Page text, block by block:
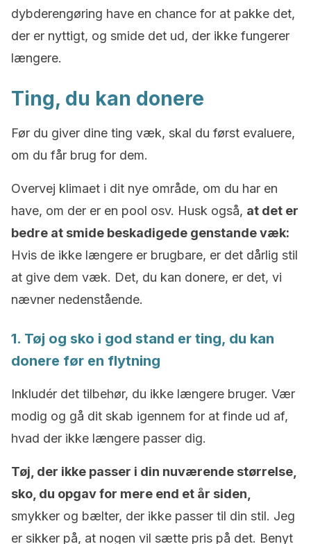
dybderengøring have en chance for at pakke det,
der er nyttigt, og smide det ud, der ikke fungerer
længere.
Ting, du kan donere
Før du giver dine ting væk, skal du først evaluere,
om du får brug for dem.
Overvej klimaet i dit nye område, om du har en
have, om der er en pool osv. Husk også, at det er
bedre at smide beskadigede genstande væk:
Hvis de ikke længere er brugbare, er det dårlig stil
at give dem væk. Det, du kan donere, er det, vi
nævner nedenstående.
1. Tøj og sko i god stand er ting, du kan
donere før en flytning
Inkludér det tilbehør, du ikke længere bruger. Vær
modig og gå dit skab igennem for at finde ud af,
hvad der ikke længere passer dig.
Tøj, der ikke passer i din nuværende størrelse,
sko, du opgav for mere end et år siden,
smykker og bælter, der ikke passer til din stil. Jeg
er sikker på, at nogen vil sætte pris på det. Benyt